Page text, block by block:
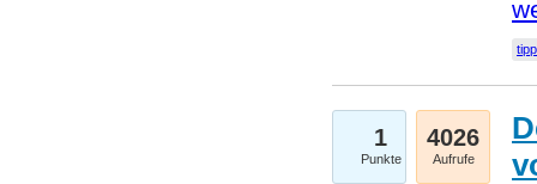
1
Punkte
4026
Aufrufe